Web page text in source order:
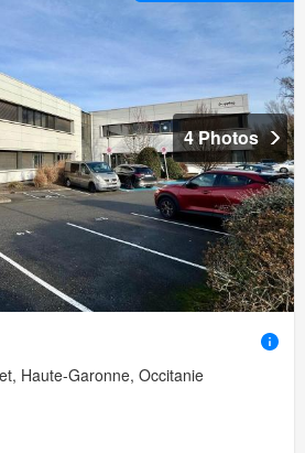
4 Photos
Haute-Garonne, Occitanie